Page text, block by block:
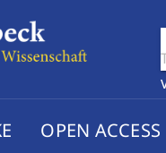
OPEN ACCESS